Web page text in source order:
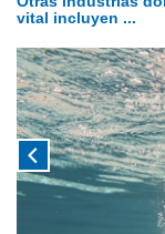
vital incluyen ...